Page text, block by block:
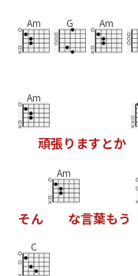
Am G Am
Am
頑張り ますとか
そん
Am
な言葉もう
C